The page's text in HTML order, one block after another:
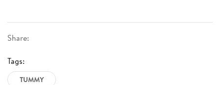
Share:
Tags:
TUMMY